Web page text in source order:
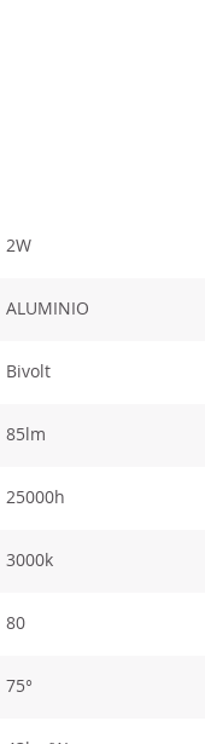
2W
ALUMINIO
Bivolt
85lm
25000h
3000k
80
75°